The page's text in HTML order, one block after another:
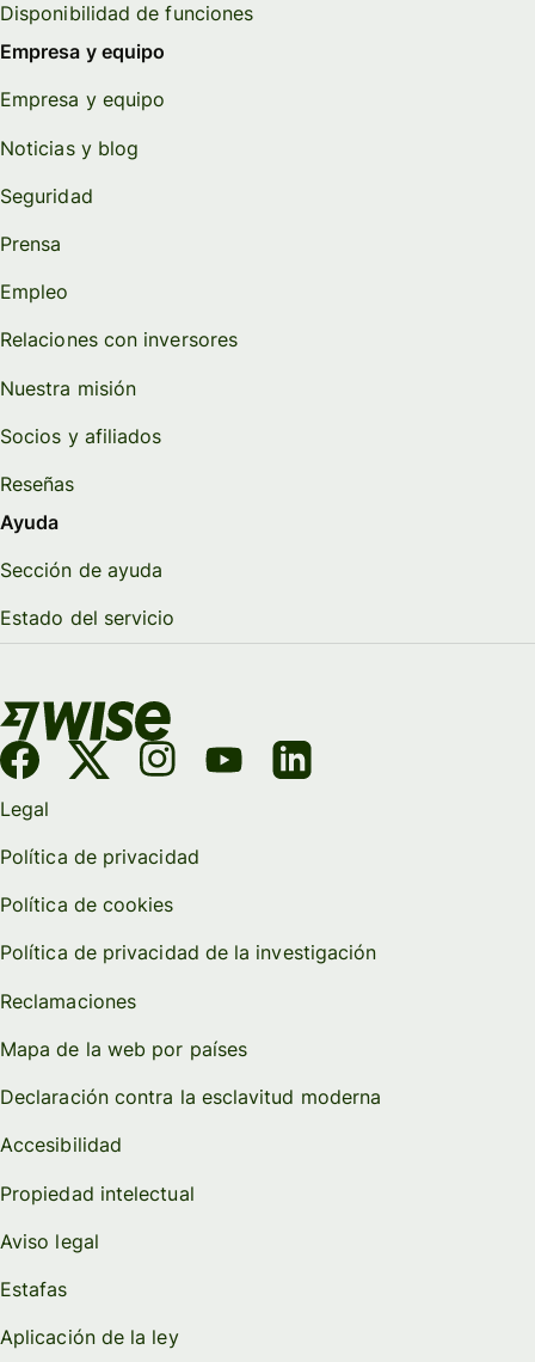
Disponibilidad de funciones
Empresa y equipo
Empresa y equipo
Noticias y blog
Seguridad
Prensa
Empleo
Relaciones con inversores
Nuestra misión
Socios y afiliados
Reseñas
Ayuda
Sección de ayuda
Estado del servicio
Legal
Política de privacidad
Política de cookies
Política de privacidad de la investigación
Reclamaciones
Mapa de la web por países
Declaración contra la esclavitud moderna
Accesibilidad
Propiedad intelectual
Aviso legal
Estafas
Aplicación de la ley